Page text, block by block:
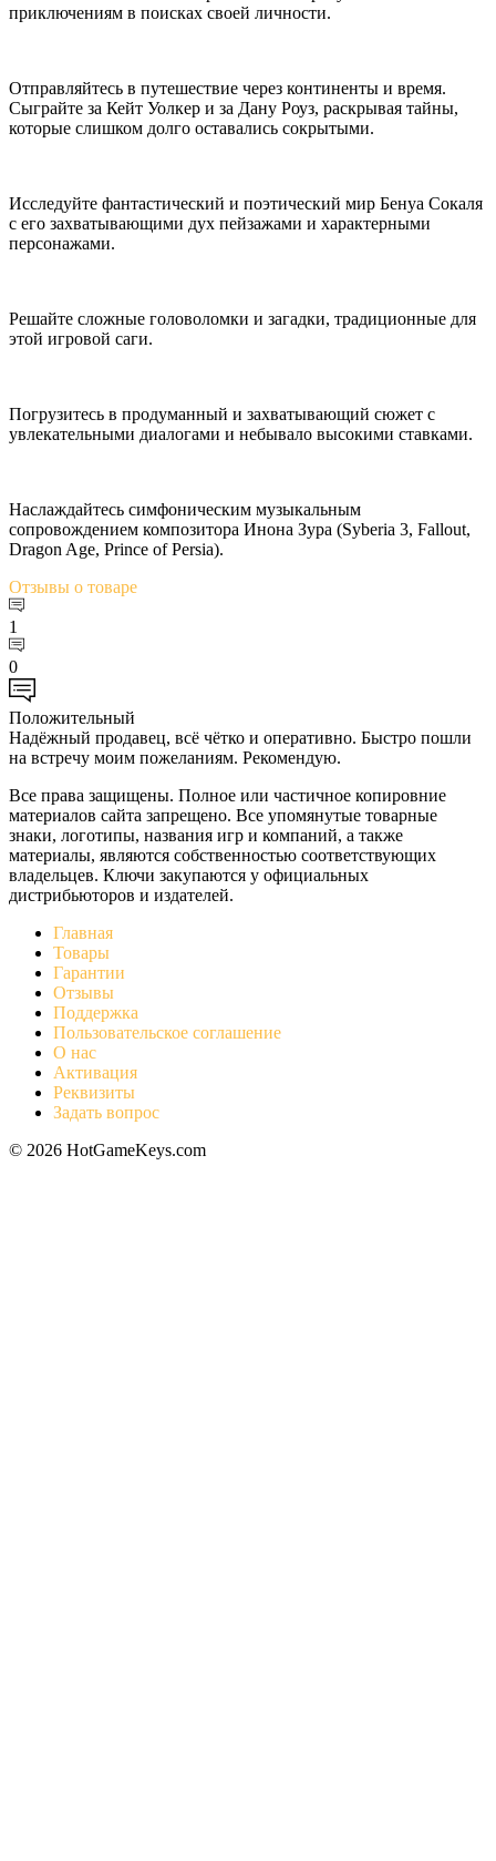
приключениям в поисках своей личности.
Отправляйтесь в путешествие через континенты и время.
Сыграйте за Кейт Уолкер и за Дану Роуз, раскрывая тайны,
которые слишком долго оставались сокрытыми.
Исследуйте фантастический и поэтический мир Бенуа Сокаля
с его захватывающими дух пейзажами и характерными
персонажами.
Решайте сложные головоломки и загадки, традиционные для
этой игровой саги.
Погрузитесь в продуманный и захватывающий сюжет с
увлекательными диалогами и небывало высокими ставками.
Наслаждайтесь симфоническим музыкальным
сопровождением композитора Инона Зура (Syberia 3, Fallout,
Dragon Age, Prince of Persia).
Отзывы о товаре
1
0
Положительный
Надёжный продавец, всё чётко и оперативно. Быстро пошли
на встречу моим пожеланиям. Рекомендую.
Все права защищены. Полное или частичное копировние
материалов сайта запрещено. Все упомянутые товарные
знаки, логотипы, названия игр и компаний, а также
материалы, являются собственностью соответствующих
владельцев. Ключи закупаются у официальных
дистрибьюторов и издателей.
Главная
Товары
Гарантии
Отзывы
Поддержка
Пользовательское соглашение
О нас
Активация
Реквизиты
Задать вопрос
© 2026 HotGameKeys.com